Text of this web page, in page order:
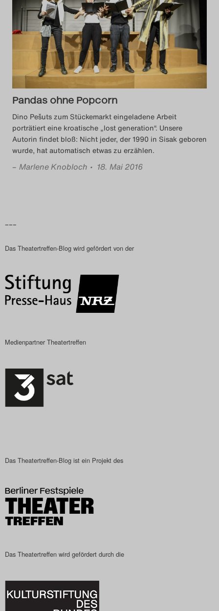
Das Theatertreffen-Blog
2014
Das Theatertreffen-Blog
2015
Das Theatertreffen-Blog
2016
Das Theatertreffen-Blog
2017
2018 Alumni
Das Theatertreffen-Blog
2019
Das Theatertreffen-Blog
Das Theatertreffen-Blog
Das Theatertreffen-Blog
2023
Das Theatertreffen-Blog
2024
2025
Das Theatertreffen-Blog
Archiv
Pandas ohne Popcorn
Dino Pešuts zum Stückemarkt eingeladene Arbeit
porträtiert eine kroatische „lost generation“. Unsere
Autorin findet bloß: Nicht jeder, der 1990 in Sisak geboren
wurde, hat automatisch etwas zu erzählen.
– Marlene Knobloch • 18. Mai 2016
–––
Das Theatertreffen-Blog wird gefördert von der
Medienpartner Theatertreffen
Das Theatertreffen-Blog ist ein Projekt des
Das Theatertreffen wird gefördert durch die